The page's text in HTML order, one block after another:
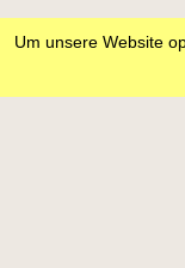
Um unsere Website